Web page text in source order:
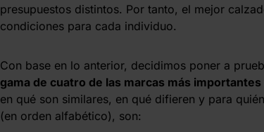
presupuestos distintos. Por tanto, el mejor
condiciones para cada individuo.
Con base en lo anterior, decidimos poner a
gama de cuatro de las marcas más
en qué son similares, en qué difieren y para
(en orden alfabético), son: